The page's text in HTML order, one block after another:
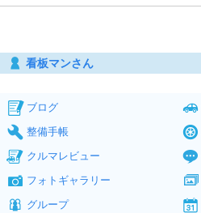
看板マンさん
ブログ
整備手帳
クルマレビュー
フォトギャラリー
グループ